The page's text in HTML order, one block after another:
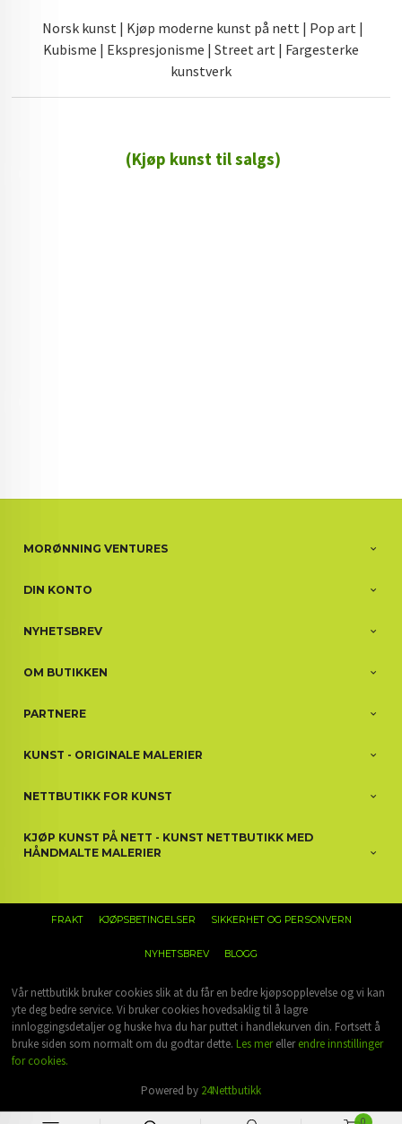
Norsk kunst | Kjøp moderne kunst på nett | Pop art |
Kubisme | Ekspresjonisme | Street art | Fargesterke
kunstverk
(Kjøp kunst til salgs)
MORØNNING VENTURES
DIN KONTO
NYHETSBREV
OM BUTIKKEN
PARTNERE
KUNST - ORIGINALE MALERIER
NETTBUTIKK FOR KUNST
KJØP KUNST PÅ NETT - KUNST NETTBUTIKK MED
HÅNDMALTE MALERIER
FRAKT KJØPSBETINGELSER SIKKERHET OG PERSONVERN
NYHETSBREV BLOGG
Vår nettbutikk bruker cookies slik at du får en bedre kjøpsopplevelse og vi kan
yte deg bedre service. Vi bruker cookies hovedsaklig til å lagre
innloggingsdetaljer og huske hva du har puttet i handlekurven din. Fortsett å
bruke siden som normalt om du godtar dette. Les merellerendre innstillinger
for cookies.
Powered by 24Nettbutikk